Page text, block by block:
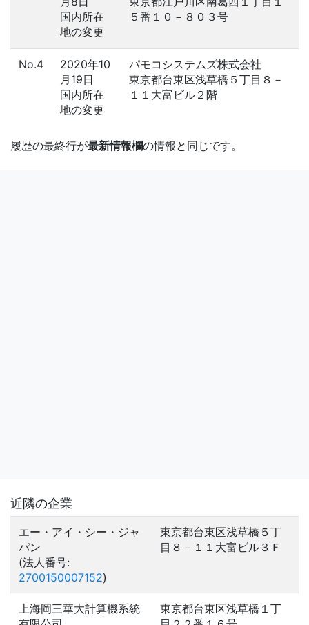
国内所在
地の変更
５番１０－８０３号
No.4
2020年10
月19日
国内所在
地の変更
パモコシステムズ株式会社
東京都台東区浅草橋５丁目８－
１１大富ビル２階
履歴の最終行が最新情報欄の情報と同じです。
近隣の企業
エー・アイ・シー・ジャ
パン
(法人番号:
2700150007152)
東京都台東区浅草橋５丁
目８－１１大富ビル３Ｆ
上海岡三華大計算機系統
東京都台東区浅草橋１丁